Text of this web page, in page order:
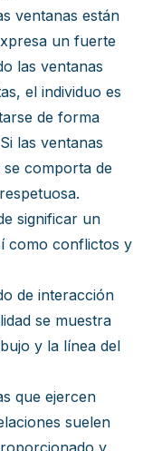
ventanas están
un fuerte
las ventanas
el individuo es
de forma
las ventanas
se comporta de
significar un
como conflictos y
de interacción
se muestra
y la línea del
que ejercen
suelen
y